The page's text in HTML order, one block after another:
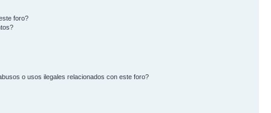
foro?
o usos ilegales relacionados con este foro?